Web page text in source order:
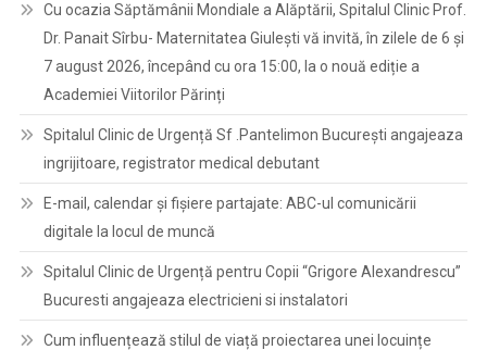
Cu ocazia Săptămânii Mondiale a Alăptării, Spitalul Clinic Prof.
Dr. Panait Sîrbu- Maternitatea Giulești vă invită, în zilele de 6 și
7 august 2026, începând cu ora 15:00, la o nouă ediție a
Academiei Viitorilor Părinți
Spitalul Clinic de Urgență Sf .Pantelimon București angajeaza
ingrijitoare, registrator medical debutant
E-mail, calendar şi fişiere partajate: ABC-ul comunicării
digitale la locul de muncă
Spitalul Clinic de Urgență pentru Copii “Grigore Alexandrescu”
Bucuresti angajeaza electricieni si instalatori
Cum influențează stilul de viață proiectarea unei locuințe